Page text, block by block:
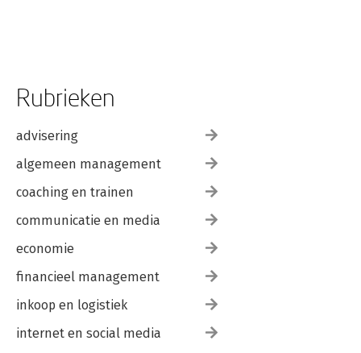
Rubrieken
advisering
algemeen management
coaching en trainen
communicatie en media
economie
financieel management
inkoop en logistiek
internet en social media